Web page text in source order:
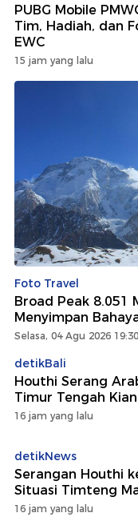
PUBG Mobile
Tim, Hadiah, dan
EWC
15 jam yang lalu
Foto Travel
Broad Peak 8.051
Menyimpan
Selasa, 04 Agu 2026
detikBali
Houthi Serang
Timur Tengah
16 jam yang lalu
detikNews
Serangan Houthi
Situasi Timteng
16 jam yang lalu